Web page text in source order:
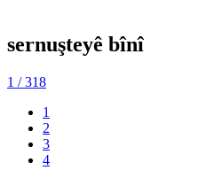
sernuşteyê bînî
1 / 318
1
2
3
4